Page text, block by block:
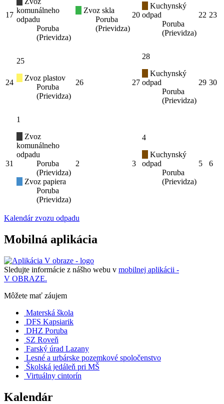
17
komunálneho
odpadu
Poruba
(Prievidza)
Zvoz skla
Poruba
(Prievidza)
20
Kuchynský
odpad
Poruba
(Prievidza)
22 23
24
25
Zvoz plastov
Poruba
(Prievidza)
26 27
28
Kuchynský
odpad
Poruba
(Prievidza)
29 30
31
1
Zvoz
komunálneho
odpadu
Poruba
(Prievidza)
Zvoz papiera
Poruba
(Prievidza)
2 3
4
Kuchynský
odpad
Poruba
(Prievidza)
5 6
Kalendár zvozu odpadu
Mobilná aplikácia
Sledujte informácie z nášho webu v mobilnej aplikácii -
V OBRAZE.
Môžete mať záujem
Materská škola
DFS Kapsiarik
DHZ Poruba
SZ Roveň
Farský úrad Lazany
Lesné a urbárske pozemkové spoločenstvo
Školská jedáleň pri MŠ
Virtuálny cintorín
Kalendár